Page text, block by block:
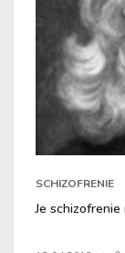
SCHIZOFRENIE
Je